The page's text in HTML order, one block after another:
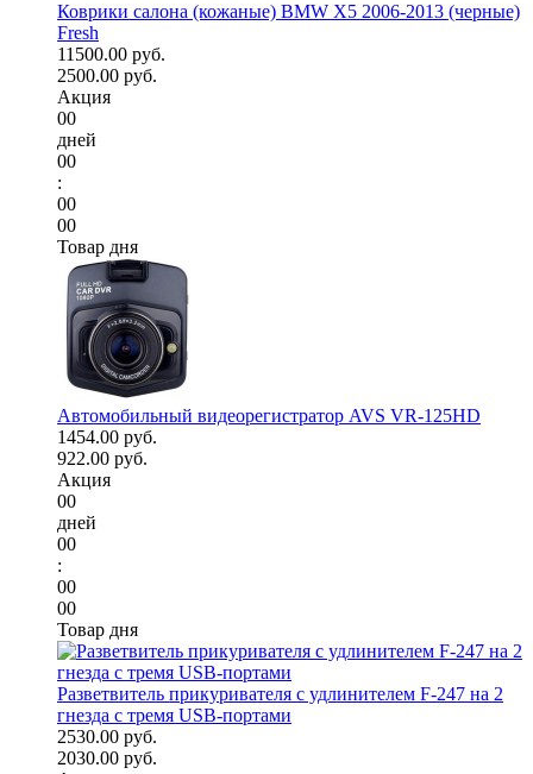
Коврики салона (кожаные) BMW X5 2006-2013 (черные)
Fresh
11500.00 руб.
2500.00 руб.
Акция
00
дней
00
:
00
00
Товар дня
Автомобильный видеорегистратор AVS VR-125HD
1454.00 руб.
922.00 руб.
Акция
00
дней
00
:
00
00
Товар дня
Разветвитель прикуривателя с удлинителем F-247 на 2
гнезда с тремя USB-портами
2530.00 руб.
2030.00 руб.